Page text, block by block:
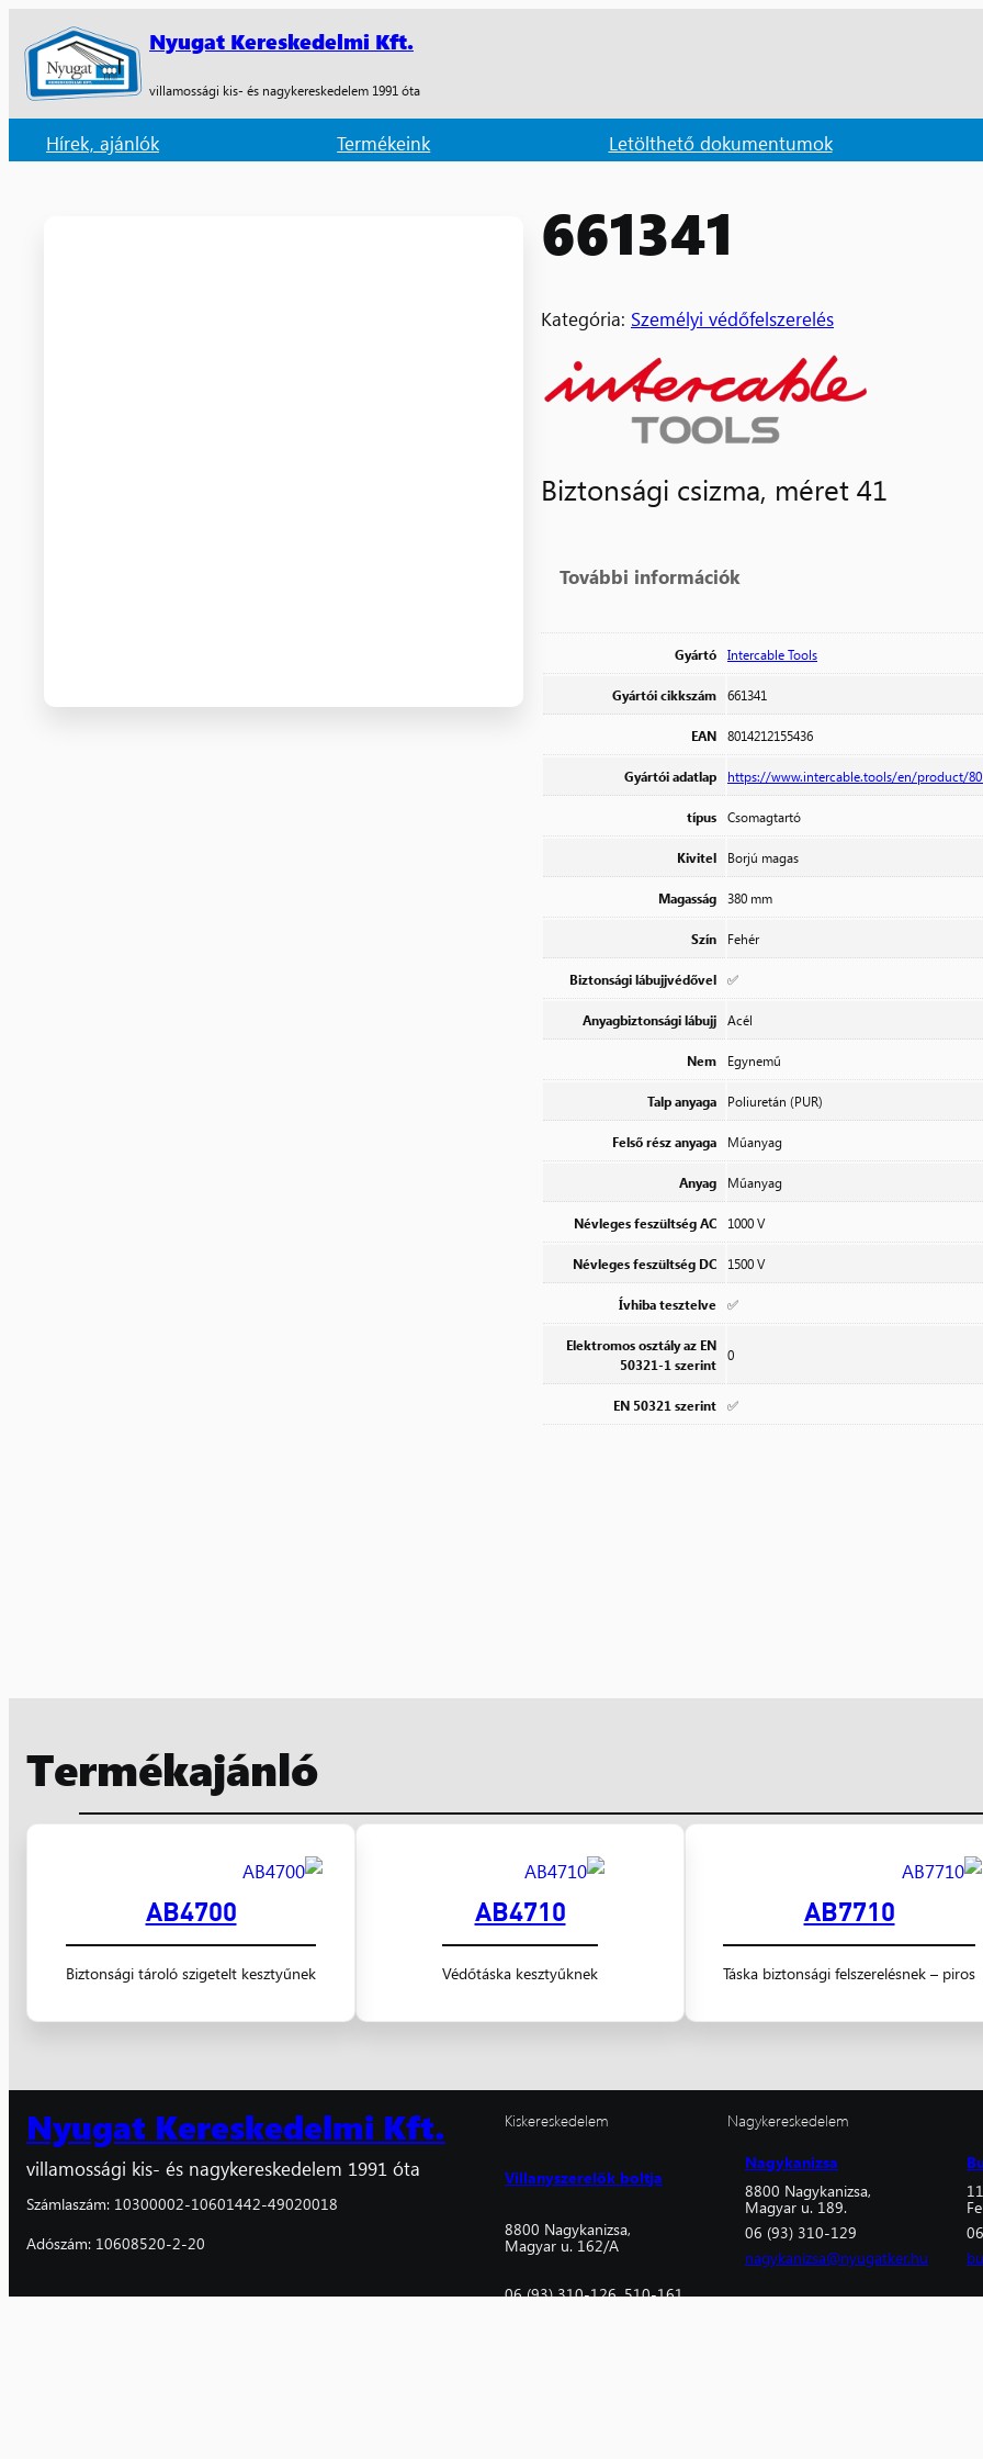
Nyugat Kereskedelmi Kft.
villamossági kis- és nagykereskedelem 1991 óta
Hírek, ajánlók Termékeink Letölthető dokumentumok
661341
Kategória: Személyi védőfelszerelés
Biztonsági csizma, méret 41
További információk
Gyártó Intercable Tools
Gyártói cikkszám 661341
EAN 8014212155436
Gyártói adatlap https://www.intercable.tools/en/product/
típus Csomagtartó
Kivitel Borjú magas
Magasság 380 mm
Szín Fehér
Biztonsági lábujjvédővel ✅
Anyagbiztonsági lábujj Acél
Nem Egynemű
Talp anyaga Poliuretán (PUR)
Felső rész anyaga Műanyag
Anyag Műanyag
Névleges feszültség AC 1000 V
Névleges feszültség DC 1500 V
Ívhiba tesztelve ✅
Elektromos osztály az EN
50321-1 szerint
0
EN 50321 szerint ✅
Termékajánló
AB7710
Táska biztonsági felszerelésnek – piros
AB4710
Védőtáska kesztyűknek
AB4700
Biztonsági tároló szigetelt kesztyűnek
Nyugat Kereskedelmi Kft.
villamossági kis- és nagykereskedelem 1991 óta
Számlaszám: 10300002-10601442-49020018
Adószám: 10608520-2-20
Facebook Instagram
Kiskereskedelem
Villanyszerelők boltja
8800 Nagykanizsa,
Magyar u. 162/A
06 (93) 310-126, 510-161
Nagykereskedelem
Nagykanizsa
8800 Nagykanizsa,
Magyar u. 189.
06 (93) 310-129
nagykanizsa@nyugatker.hu